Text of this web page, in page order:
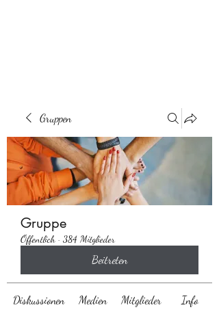
Gruppen
Gruppe
Öffentlich · 384 Mitglieder
Beitreten
Diskussionen Medien Mitglieder Info